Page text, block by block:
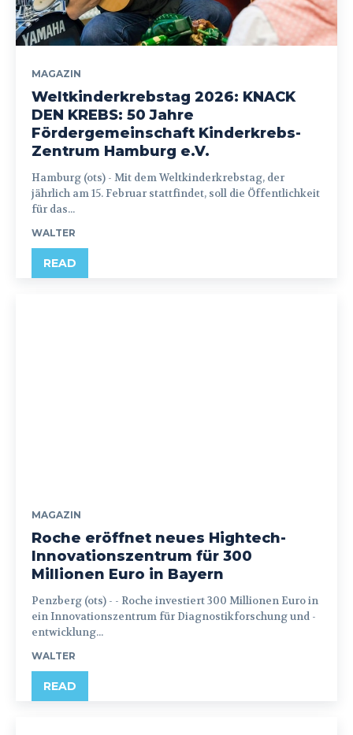
MAGAZIN
Weltkinderkrebstag 2026: KNACK
DEN KREBS: 50 Jahre
Fördergemeinschaft Kinderkrebs-
Zentrum Hamburg e.V.
Hamburg (ots) - Mit dem Weltkinderkrebstag, der
jährlich am 15. Februar stattfindet, soll die Öffentlichkeit
für das...
WALTER
READ
MAGAZIN
Roche eröffnet neues Hightech-
Innovationszentrum für 300
Millionen Euro in Bayern
Penzberg (ots) - - Roche investiert 300 Millionen Euro in
ein Innovationszentrum für Diagnostikforschung und -
entwicklung...
WALTER
READ